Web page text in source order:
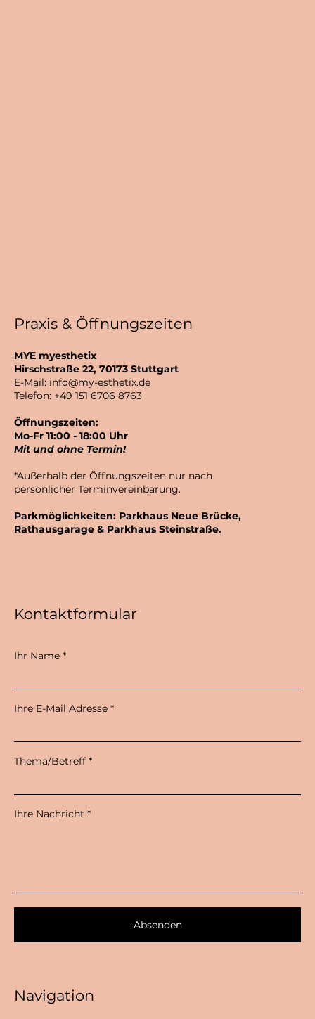
MYE myesthetix
Hirschstraße 22, 70173 Stuttgart
E-Mail: info@my-esthetix.de
Telefon: +49 151 6706 8763
Öffnungszeiten:
Mo-Fr 11:00 - 18:00 Uhr
Mit und ohne Termin!
*Außerhalb der Öffnungszeiten nur nach
persönlicher Terminvereinbarung.
Parkmöglichkeiten: Parkhaus Neue Brücke,
Rathausgarage & Parkhaus Steinstraße.
Kontaktformular
Ihr Name
Ihre E-Mail Adresse
Thema/Betreff
Ihre Nachricht
Absenden
Navigation
Praxis & Öffnungszeiten